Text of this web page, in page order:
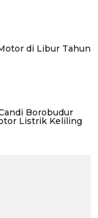
di Libur Tahun
Borobudur
Listrik Keliling